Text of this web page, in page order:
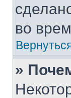
во
»